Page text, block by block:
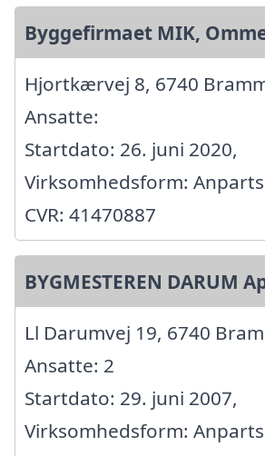
Byggefirmaet MIK,
Hjortkærvej 8, 6740
Ansatte:
Startdato: 26. juni 2020,
Virksomhedsform:
CVR: 41470887
BYGMESTEREN DARUM
Ll Darumvej 19, 6740
Ansatte: 2
Startdato: 29. juni 2007,
Virksomhedsform: